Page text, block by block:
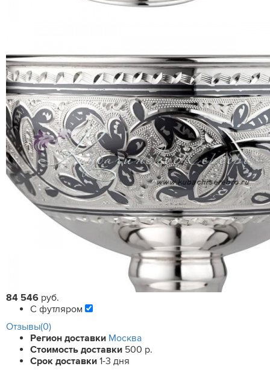
84 546 руб.
С футляром
Отзывы(0)
Регион доставки Москва
Стоимость доставки 500 р.
Срок доставки 1-3 дня